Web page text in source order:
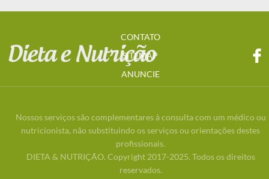
CONTATO
SITEMAP
ANUNCIE
Nossos serviços são complementares à consulta com um médico ou
nutricionista, não substituindo os serviços ou orientações destes
profissionais.
DIETA & NUTRIÇÃO. Copyright 2017-2025. Todos os direitos
reservados.